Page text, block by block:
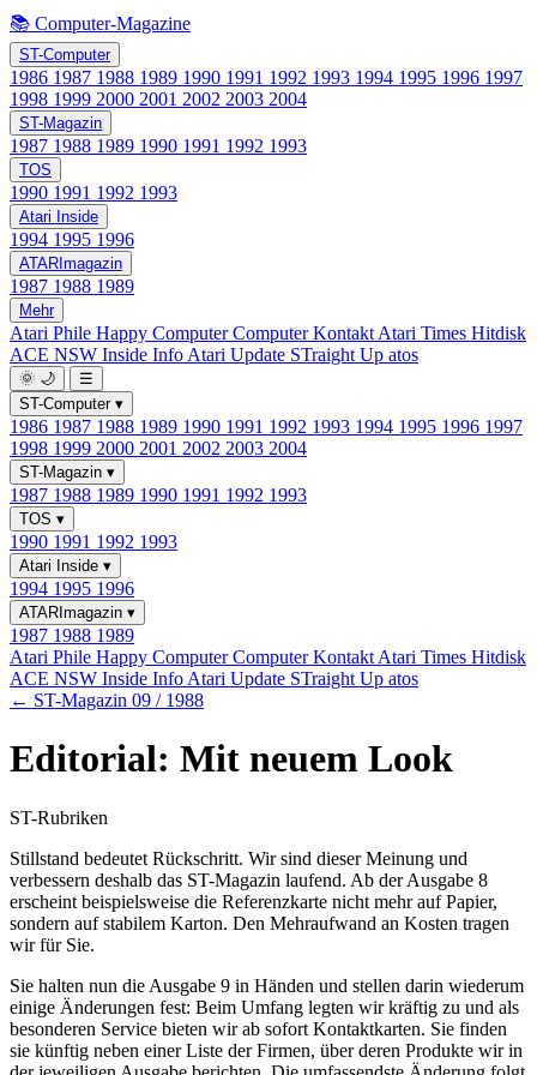
📚 Computer-Magazine
ST-Computer
1986 1987 1988 1989 1990 1991 1992 1993 1994 1995 1996 1997
1998 1999 2000 2001 2002 2003 2004
ST-Magazin
1987 1988 1989 1990 1991 1992 1993
TOS
1990 1991 1992 1993
Atari Inside
1994 1995 1996
ATARImagazin
1987 1988 1989
Mehr
Atari Phile Happy ComputerComputer Kontakt Atari Times Hitdisk
ACE NSW Inside Info Atari Update STraight Up atos
🌞 🌙
☰
ST-Computer ▾
1986 1987 1988 1989 1990 1991 1992 1993 1994 1995 1996 1997
1998 1999 2000 2001 2002 2003 2004
ST-Magazin ▾
1987 1988 1989 1990 1991 1992 1993
TOS ▾
1990 1991 1992 1993
Atari Inside ▾
1994 1995 1996
ATARImagazin ▾
1987 1988 1989
Atari Phile Happy ComputerComputer Kontakt Atari Times Hitdisk
ACE NSW Inside Info Atari Update STraight Up atos
← ST-Magazin 09 / 1988
Editorial: Mit neuem Look
ST-Rubriken
Stillstand bedeutet Rückschritt. Wir sind dieser Meinung und
verbessern deshalb das ST-Magazin laufend. Ab der Ausgabe 8
erscheint beispielsweise die Referenzkarte nicht mehr auf Papier,
sondern auf stabilem Karton. Den Mehraufwand an Kosten tragen
wir für Sie.
Sie halten nun die Ausgabe 9 in Händen und stellen darin wiederum
einige Änderungen fest: Beim Umfang legten wir kräftig zu und als
besonderen Service bieten wir ab sofort Kontaktkarten. Sie finden
sie künftig neben einer Liste der Firmen, über deren Produkte wir in